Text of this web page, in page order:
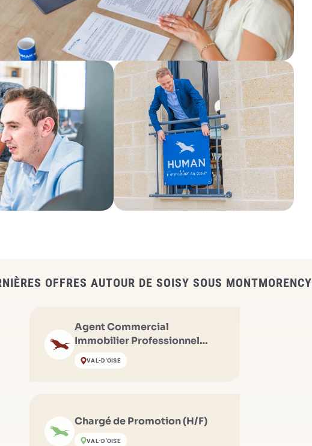
OFFRES AUTOUR DE SOISY SOUS MONTMORENCY
Agent Commercial
Immobilier Professionnel
(H/F)VAL-D'OISE
Chargé de Promotion (H/F)
VAL-D'OISE